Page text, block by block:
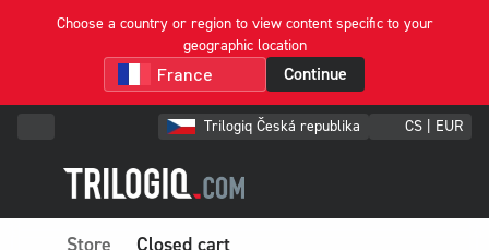
Choose a country or region to view content specific to your
geographic location
Continue
Trilogiq Česká republika CS | EUR